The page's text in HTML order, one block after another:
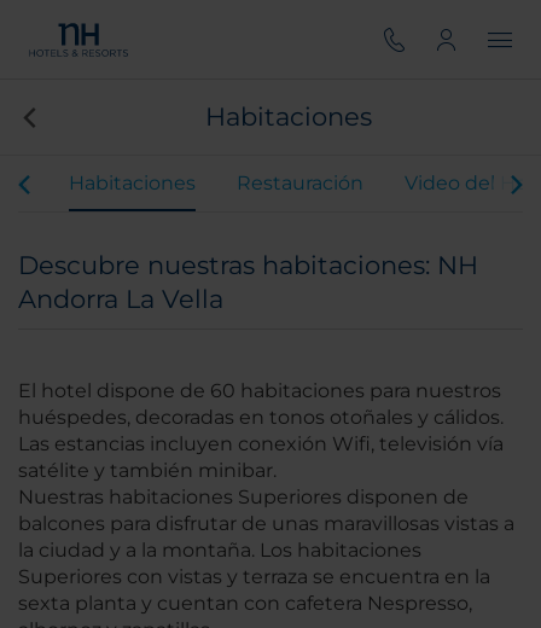
Habitaciones
Habitaciones Restauración Video del
Descubre nuestras habitaciones: NH
Andorra La Vella
El hotel dispone de 60 habitaciones para nuestros
huéspedes, decoradas en tonos otoñales y cálidos.
Las estancias incluyen conexión Wifi, televisión vía
satélite y también minibar.
Nuestras habitaciones Superiores disponen de
balcones para disfrutar de unas maravillosas vistas a
la ciudad y a la montaña. Los habitaciones
Superiores con vistas y terraza se encuentra en la
sexta planta y cuentan con cafetera Nespresso,